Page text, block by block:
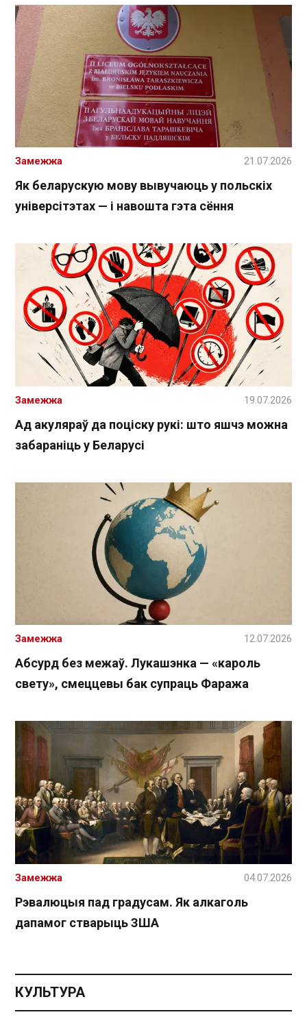
Як беларускую мову вывучаюць у польскіх
універсітэтах — і навошта гэта сёння
Замежжа 21.07.2026
Ад акуляраў да поціску рукі: што яшчэ можна
забараніць у Беларусі
Замежжа 19.07.2026
Абсурд без межаў. Лукашэнка — «кароль
свету», смеццевы бак супраць Фаража
Замежжа 12.07.2026
Рэвалюцыя пад градусам. Як алкаголь
дапамог стварыць ЗША
Замежжа 04.07.2026
КУЛЬТУРА